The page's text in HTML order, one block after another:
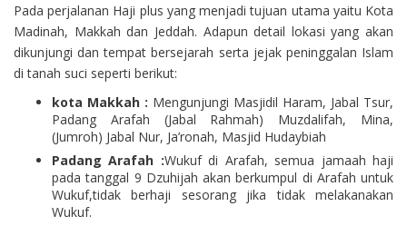
Pada perjalanan Haji plus yang menjadi tujuan utama yaitu Kota
Madinah, Makkah dan Jeddah. Adapun detail lokasi yang akan
dikunjungi dan tempat bersejarah serta jejak peninggalan Islam
di tanah suci seperti berikut:
kota Makkah : Mengunjungi Masjidil Haram, Jabal Tsur,
Padang Arafah (Jabal Rahmah) Muzdalifah, Mina,
(Jumroh) Jabal Nur, Ja’ronah, Masjid Hudaybiah
Padang Arafah :Wukuf di Arafah, semua jamaah haji
pada tanggal 9 Dzuhijah akan berkumpul di Arafah untuk
Wukuf,tidak berhaji sesorang jika tidak melakanakan
Wukuf.